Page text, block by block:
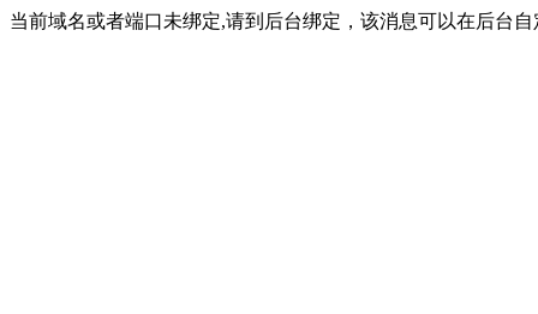
当前域名或者端口未绑定,请到后台绑定，该消息可以在后台自